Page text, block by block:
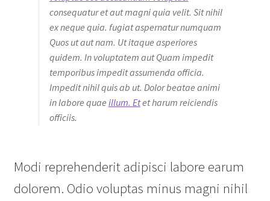
consequatur et aut magni quia velit. Sit nihil
ex neque quia. fugiat aspernatur numquam
Quos ut aut nam. Ut itaque asperiores
quidem. In voluptatem aut Quam impedit
temporibus impedit assumenda officia.
Impedit nihil quis ab ut. Dolor beatae animi
in labore quae illum. Etet harum reiciendis
officiis.
Modi reprehenderit adipisci labore earum
dolorem. Odio voluptas minus magni nihil